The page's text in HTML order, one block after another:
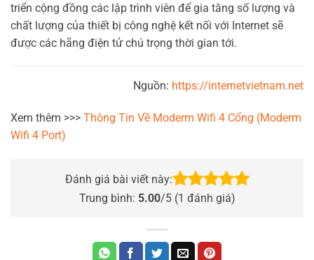
triển cộng đồng các lập trình viên để gia tăng số lượng và
chất lượng của thiết bị công nghệ kết nối với Internet sẽ
được các hãng điện tử chú trọng thời gian tới.
Nguồn: https://internetvietnam.net
Xem thêm >>> Thông Tin Về Moderm Wifi 4 Cổng (Moderm
Wifi 4 Port)
Đánh giá bài viết này:
Trung bình: 5.00/5 (1 đánh giá)